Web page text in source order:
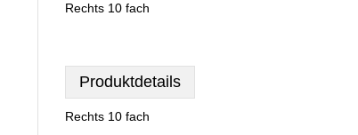
Rechts 10 fach
Produktdetails
Rechts 10 fach